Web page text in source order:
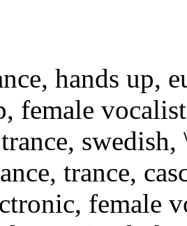
hands up,
female
swedish,
trance,
female